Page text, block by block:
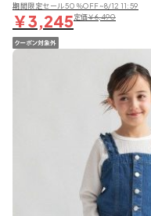
期間限定セール50％OFF~8/12 11:59
￥3,245定価￥6,490